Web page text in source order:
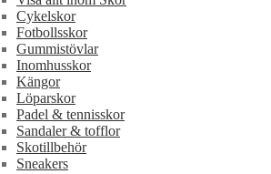
Cykelskor
Fotbollsskor
Gummistövlar
Inomhusskor
Kängor
Löparskor
Padel & tennisskor
Sandaler & tofflor
Skotillbehör
Sneakers